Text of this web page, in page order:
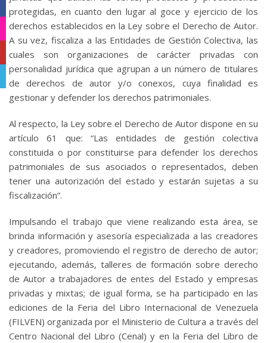
protegidas, en cuanto den lugar al goce y ejercicio de los
derechos establecidos en la Ley sobre el Derecho de Autor.
A su vez, fiscaliza a las Entidades de Gestión Colectiva, las
cuales son organizaciones de carácter privadas con
personalidad jurídica que agrupan a un número de titulares
de derechos de autor y/o conexos, cuya finalidad es
gestionar y defender los derechos patrimoniales.
Al respecto, la Ley sobre el Derecho de Autor dispone en su
artículo 61 que: “Las entidades de gestión colectiva
constituida o por constituirse para defender los derechos
patrimoniales de sus asociados o representados, deben
tener una autorización del estado y estarán sujetas a su
fiscalización”.
Impulsando el trabajo que viene realizando esta área, se
brinda información y asesoría especializada a las creadores
y creadores, promoviendo el registro de derecho de autor;
ejecutando, además, talleres de formación sobre derecho
de Autor a trabajadores de entes del Estado y empresas
privadas y mixtas; de igual forma, se ha participado en las
ediciones de la Feria del Libro Internacional de Venezuela
(FILVEN) organizada por el Ministerio de Cultura a través del
Centro Nacional del Libro (Cenal) y en la Feria del Libro de
Facebook
Instagram
YouTube
Telegram